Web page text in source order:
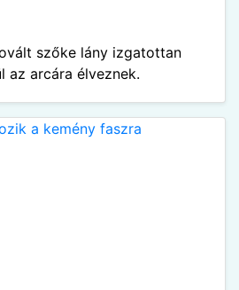
szőke lány izgatottan
az arcára élveznek.